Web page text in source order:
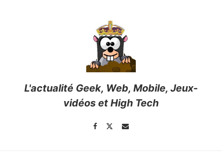
L'actualité Geek, Web, Mobile, Jeux-
vidéos et High Tech